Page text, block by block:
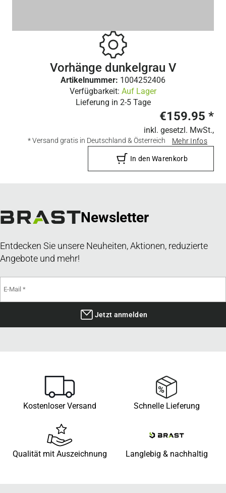
Vorhänge dunkelgrau V
Artikelnummer: 1004252406
Verfügbarkeit: Auf Lager
Lieferung in 2-5 Tage
€159.95 *
inkl. gesetzl. MwSt.,
* Versand gratis in Deutschland & Österreich Mehr Infos
In den Warenkorb
Newsletter
Entdecken Sie unsere Neuheiten, Aktionen, reduzierte
Angebote und mehr!
Jetzt anmelden
Kostenloser Versand Schnelle Lieferung
Qualität mit Auszeichnung Langlebig & nachhaltig